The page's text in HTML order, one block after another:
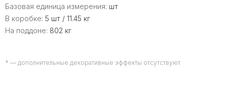
Базовая единица измерения: шт
В коробке: 5 шт / 11.45 кг
На поддоне: 802 кг
* — дополнительные декоративные эффекты отсутствуют